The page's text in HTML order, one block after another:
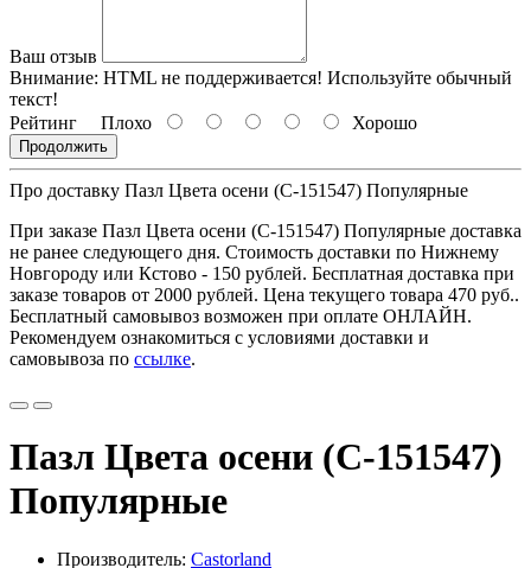
Ваш отзыв
Внимание: HTML не поддерживается! Используйте обычный
текст!
Рейтинг Плохо Хорошо
Продолжить
Про доставку Пазл Цвета осени (C-151547) Популярные
При заказе Пазл Цвета осени (C-151547) Популярные доставка
не ранее следующего дня. Стоимость доставки по Нижнему
Новгороду или Кстово - 150 рублей. Бесплатная доставка при
заказе товаров от 2000 рублей. Цена текущего товара 470 руб..
Бесплатный самовывоз возможен при оплате ОНЛАЙН.
Рекомендуем ознакомиться с условиями доставки и
самовывоза по ссылке.
Пазл Цвета осени (C-151547)
Популярные
Производитель: Castorland